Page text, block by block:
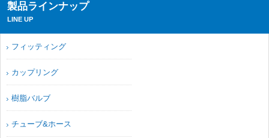
製品ラインナップ
LINE UP
フィッティング
カップリング
樹脂バルブ
チューブ&ホース